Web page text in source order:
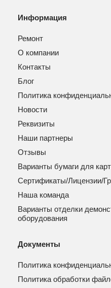
Информация
Ремонт
О компании
Контакты
Блог
Политика
Новости
Реквизиты
Наши партнеры
Отзывы
Варианты бумаги для
Сертификаты/Лицензии/
Наша команда
Варианты отделки
оборудования
Документы
Политика
Политика обработки